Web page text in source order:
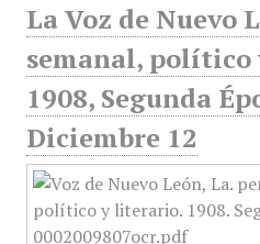
La Voz de Nuevo
semanal,
1908, Segunda
Diciembre 12